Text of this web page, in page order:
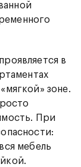
в
зоне.
При
мебель